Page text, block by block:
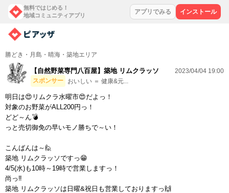
無料ではじめる！
地域コミュニティアプリ
アプリでみる インストール
勝どき・月島・晴海・築地エリア
【自然野菜専門八百屋】築地 リムクラッソ
スポンサー おいしい ＝ 健康&元...
2023/04/04 19:00
明日は😍リムクラ水曜市😍だよっ！
対象のお野菜がALL200円っ！
どど～ん💣
っと売切御免の早いモノ勝ちで～い！
こんばんは～🙋
築地 リムクラッソですっ😁
4/5(水)も10時～19時で営業しますっ！
尚っ‼
築地 リムクラッソは日曜&祝日も営業しておりますっ🙌